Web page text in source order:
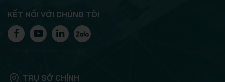
KẾT NỐI VỚI CHÚNG TÔI
TRỤ SỞ CHÍNH